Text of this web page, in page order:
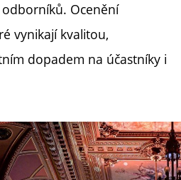
Ocenění
vynikají kvalitou,
dopadem na účastníky i